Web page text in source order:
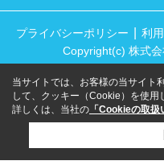
プライバシーポリシー 利
Copyright(c) 株式
当サイトでは、お客様の当サイト
して、クッキー（Cookie）を使用
詳しくは、当社の 「Cookieの取扱